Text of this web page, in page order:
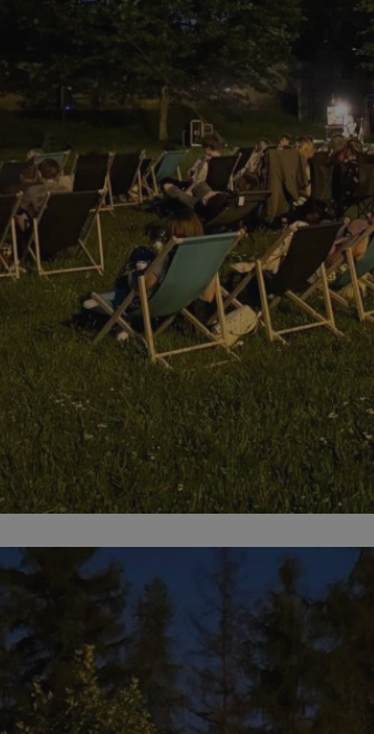
Wydajność Targetowanie Funkcjonalność
korzystanie z podstawowych funkcji strony
niezbędnych plików cookie nie można prawidłowo korzystać
Provider/ Domena
Okres
przechowywania
Opis
mojchorzow.pl 1 rok
Ten plik
mojchorzow.pl 1 rok
Ten plik
mojchorzow.pl 1 rok
Ten plik
CookieScript
mojchorzow.pl
4 tygodnie 2 dni
Ten plik
Script.com
Jest to
Script.com
Cloudflare Inc.
.temu.com
29 minut 53
sekundy
Ten plik
botów.
ponieważ
na temat
Rejestruje
i ustawień
w
musi
co
ochrony
NGINX Inc.
bh.contextweb.com
Sesja
gościa.
Privacy Policy